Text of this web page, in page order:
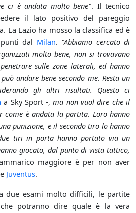
ci è andata molto bene". Il tecnico
il lato positivo del pareggio
La Lazio ha mosso la classifica ed è
dal Milan. "Abbiamo cercato di
molto bene, non si trovavano
sulle zone laterali, ed hanno
andare bene secondo me. Resta un
gli altri risultati. Questo ci
a Sky Sport -,ma non vuol dire che il
come è andata la partita. Loro hanno
punizione, e il secondo tiro lo hanno
tiri in porta hanno portato via un
giocato, dal punto di vista tattico,
maggiore è per non aver
e Juventus.
due esami molto difficili, le partite
potranno dire quale è la vera